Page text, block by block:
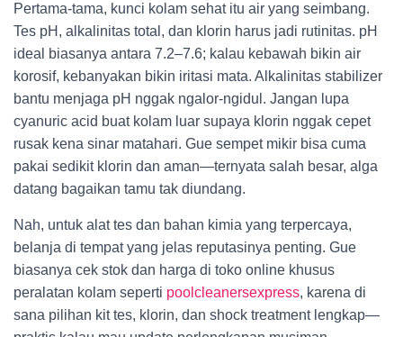
Pertama-tama, kunci kolam sehat itu air yang seimbang.
Tes pH, alkalinitas total, dan klorin harus jadi rutinitas. pH
ideal biasanya antara 7.2–7.6; kalau kebawah bikin air
korosif, kebanyakan bikin iritasi mata. Alkalinitas stabilizer
bantu menjaga pH nggak ngalor-ngidul. Jangan lupa
cyanuric acid buat kolam luar supaya klorin nggak cepet
rusak kena sinar matahari. Gue sempet mikir bisa cuma
pakai sedikit klorin dan aman—ternyata salah besar, alga
datang bagaikan tamu tak diundang.
Nah, untuk alat tes dan bahan kimia yang terpercaya,
belanja di tempat yang jelas reputasinya penting. Gue
biasanya cek stok dan harga di toko online khusus
peralatan kolam seperti poolcleanersexpress, karena di
sana pilihan kit tes, klorin, dan shock treatment lengkap—